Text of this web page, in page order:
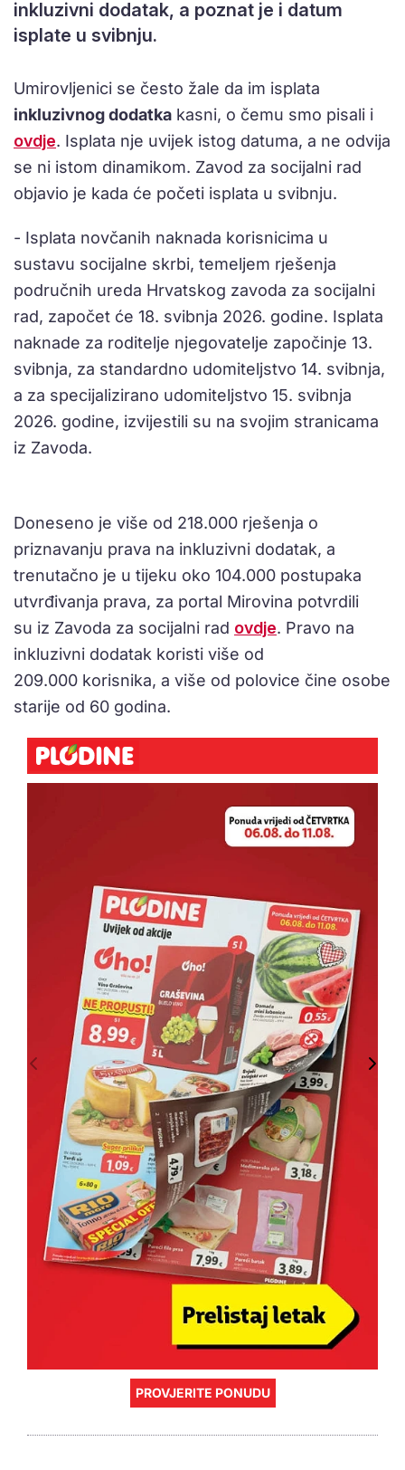
inkluzivni dodatak, a poznat je i datum
isplate u svibnju.
Umirovljenici se često žale da im isplata
inkluzivnog dodatka kasni, o čemu smo pisali i
ovdje. Isplata nje uvijek istog datuma, a ne odvija
se ni istom dinamikom. Zavod za socijalni rad
objavio je kada će početi isplata u svibnju.
- Isplata novčanih naknada korisnicima u
sustavu socijalne skrbi, temeljem rješenja
područnih ureda Hrvatskog zavoda za socijalni
rad, započet će 18. svibnja 2026. godine. Isplata
naknade za roditelje njegovatelje započinje 13.
svibnja, za standardno udomiteljstvo 14. svibnja,
a za specijalizirano udomiteljstvo 15. svibnja
2026. godine, izvijestili su na svojim stranicama
iz Zavoda.
Doneseno je više od 218.000 rješenja o
priznavanju prava na inkluzivni dodatak, a
trenutačno je u tijeku oko 104.000 postupaka
utvrđivanja prava, za portal Mirovina potvrdili
su iz Zavoda za socijalni rad ovdje. Pravo na
inkluzivni dodatak koristi više od
209.000 korisnika, a više od polovice čine osobe
starije od 60 godina.
PROVJERITE PONUDU